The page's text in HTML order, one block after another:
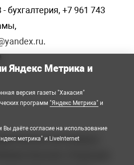
бухгалтерия, +7 961 743
.
автономное
Хакасия «Редакция
Яндекс Метрика и
версия газеты "Хакасия"
программ "Яндекс Метрика" и
Вы даёте согласие на использование
метрика" и LiveInternet